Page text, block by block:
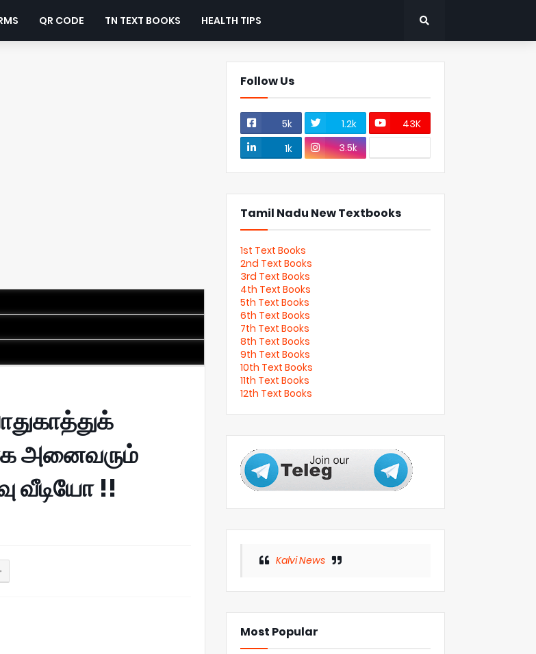
QR CODE TN TEXT BOOKS HEALTH TIPS
அனைவரும்
வீடியோ !!
Follow Us
5k 1.2k
43K
1k
3.5k
Tamil Nadu New Textbooks
1st Text Books
2nd Text Books
3rd Text Books
4th Text Books
5th Text Books
6th Text Books
7th Text Books
8th Text Books
9th Text Books
10th Text Books
11th Text Books
12th Text Books
Kalvi News
Most Popular